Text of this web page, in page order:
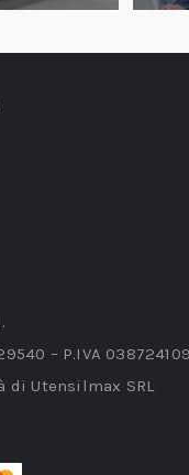
– P.IVA
di Utensilmax SRL